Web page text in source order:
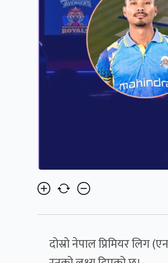
दोस्रो नेपाल प्रिमियर